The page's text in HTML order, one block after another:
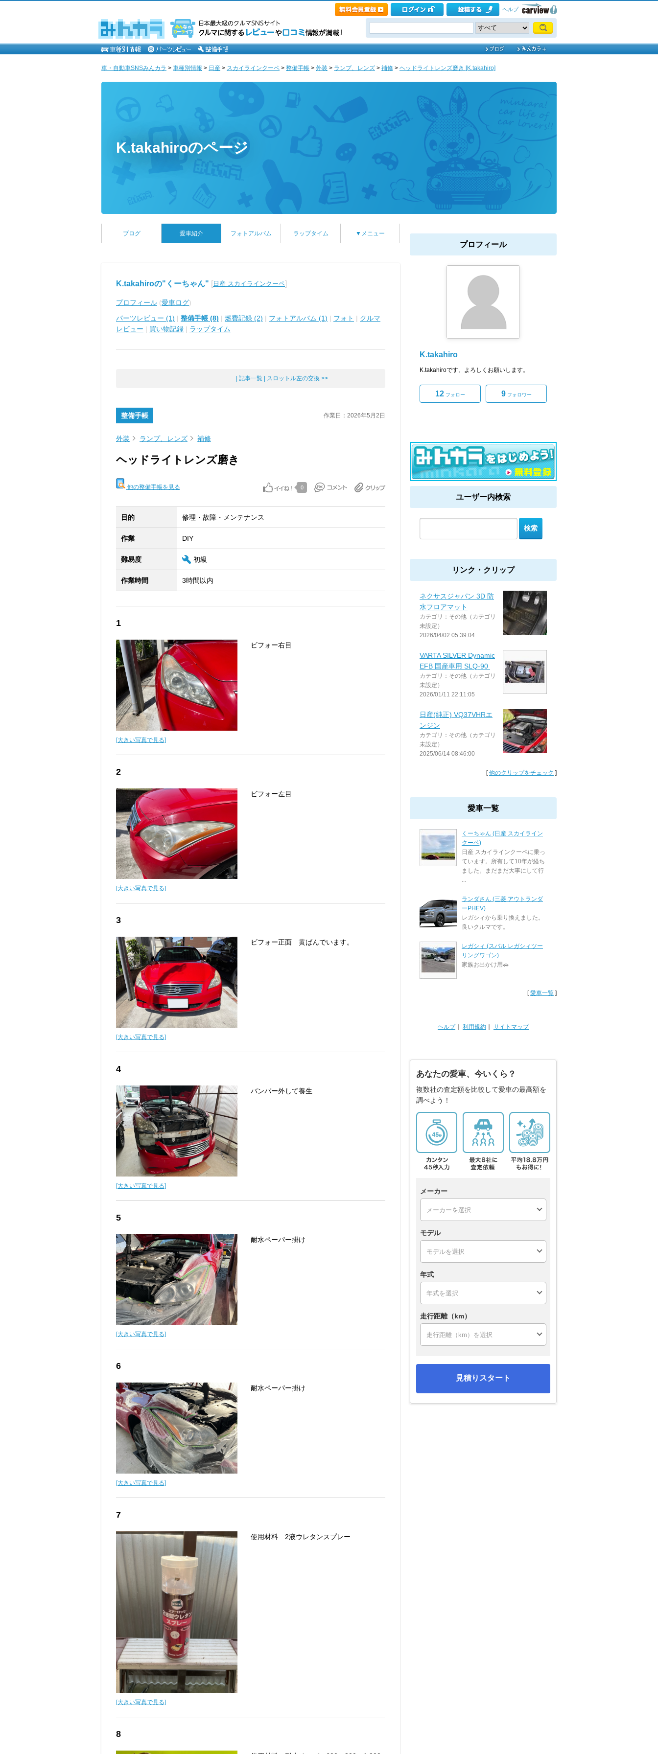
ヘルプ
車・自動車SNSみんカラ > 車種別情報 > 日産 > スカイラインクーペ > 整備手帳 > 外装 > ランプ、レンズ > 補修 > ヘッドライトレンズ磨き [K.takahiro]
K.takahiroのページ
ブログ 愛車紹介 フォトアルバム ラップタイム ▼メニュー
K.takahiroの"くーちゃん" [ 日産 スカイラインクーペ]
プロフィール (愛車ログ)
パーツレビュー (1) | 整備手帳 (8) | 燃費記録 (2) | フォトアルバム (1) | フォト | クルマ
レビュー | 買い物記録 | ラップタイム
| 記事一覧 | スロットル左の交換 >>
整備手帳 作業日：2026年5月2日
外装 ランプ、レンズ 補修
ヘッドライトレンズ磨き
他の整備手帳を見る 0
目的 修理・故障・メンテナンス
作業 DIY
難易度 初級
作業時間 3時間以内
1
[大きい写真で見る]
ビフォー右目
2
[大きい写真で見る]
ビフォー左目
3
[大きい写真で見る]
ビフォー正面 黄ばんでいます。
4
[大きい写真で見る]
バンパー外して養生
5
[大きい写真で見る]
耐水ペーパー掛け
6
[大きい写真で見る]
耐水ペーパー掛け
7
[大きい写真で見る]
使用材料 2液ウレタンスプレー
8
プロフィール
K.takahiro
K.takahiroです。よろしくお願いします。
12 フォロー 9フォロワー
ユーザー内検索
リンク・クリップ
ネクサスジャパン 3D 防
水フロアマット
カテゴリ：その他（カテゴリ
未設定）
2026/04/02 05:39:04
VARTA SILVER Dynamic
EFB 国産車用 SLQ-90
カテゴリ：その他（カテゴリ
未設定）
2026/01/11 22:11:05
日産(純正) VQ37VHRエ
ンジン
カテゴリ：その他（カテゴリ
未設定）
2025/06/14 08:46:00
[他のクリップをチェック ]
愛車一覧
くーちゃん (日産 スカイライン
クーペ)
日産 スカイラインクーペに乗っ
ています。所有して10年が経ち
ました。まだまだ大事にして行
...
ランダさん (三菱 アウトランダ
ーPHEV)
レガシィから乗り換えました。
良いクルマです。
レガシィ (スバル レガシィツー
リングワゴン)
家族お出かけ用🚗
[愛車一覧 ]
ヘルプ｜ 利用規約 サイトマップ
あなたの愛車、今いくら？
複数社の査定額を比較して愛車の最高額を
調べよう！
メーカー
モデル
年式
走行距離（km）
見積りスタート